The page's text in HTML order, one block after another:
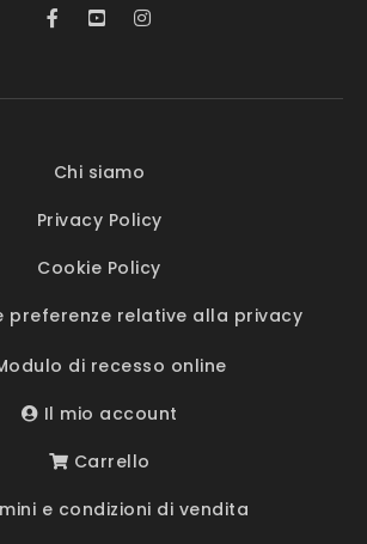
Chi siamo
Privacy Policy
Cookie Policy
preferenze relative alla privacy
di recesso online
Il mio account
Carrello
e condizioni di vendita